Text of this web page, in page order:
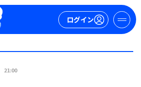
ログイン
21:00